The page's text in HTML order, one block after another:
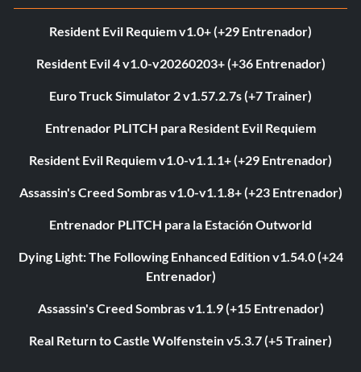
Resident Evil Requiem v1.0+ (+29 Entrenador)
Resident Evil 4 v1.0-v20260203+ (+36 Entrenador)
Euro Truck Simulator 2 v1.57.2.7s (+7 Trainer)
Entrenador PLITCH para Resident Evil Requiem
Resident Evil Requiem v1.0-v1.1.1+ (+29 Entrenador)
Assassin's Creed Sombras v1.0-v1.1.8+ (+23 Entrenador)
Entrenador PLITCH para la Estación Outworld
Dying Light: The Following Enhanced Edition v1.54.0 (+24
Entrenador)
Assassin's Creed Sombras v1.1.9 (+15 Entrenador)
Real Return to Castle Wolfenstein v5.3.7 (+5 Trainer)